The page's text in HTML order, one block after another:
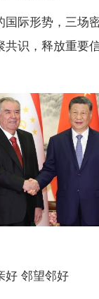
国际形势，三场
共识，释放重要
好 邻望邻好